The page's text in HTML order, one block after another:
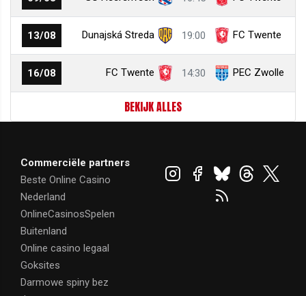
13/08 Dunajská Streda 19:00 FC Twente
16/08 FC Twente 14:30 PEC Zwolle
BEKIJK ALLES
Commerciële partners
Beste Online Casino
Nederland
OnlineCasinosSpelen
Buitenland
Online casino legaal
Goksites
Darmowe spiny bez